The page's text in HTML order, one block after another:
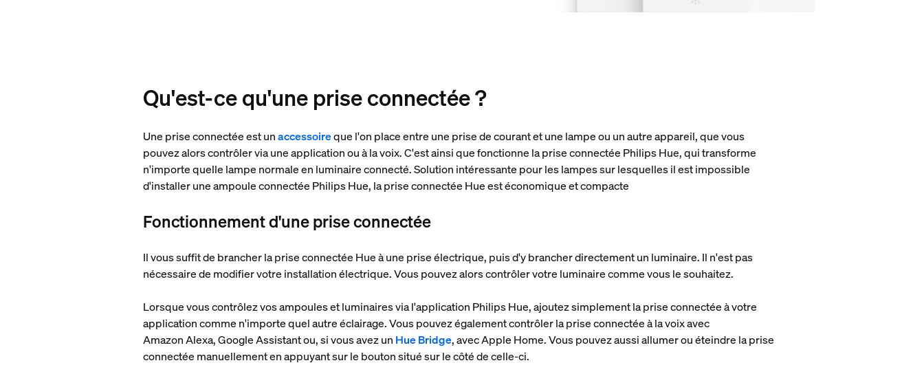
Qu'est-ce qu'une prise connectée ?
Une prise connectée est unaccessoireque l'on place entre une prise de courant et une lampe ou un autre appareil, que vous
pouvez alors contrôler via une application ou à la voix. C'est ainsi que fonctionne la prise connectée Philips Hue, qui transforme
n'importe quelle lampe normale en luminaire connecté. Solution intéressante pour les lampes sur lesquelles il est impossible
d'installer une ampoule connectée Philips Hue, la prise connectée Hue est économique et compacte
Fonctionnement d'une prise connectée
Il vous suffit de brancher la prise connectée Hue à une prise électrique, puis d'y brancher directement un luminaire. Il n'est pas
nécessaire de modifier votre installation électrique. Vous pouvez alors contrôler votre luminaire comme vous le souhaitez.
Lorsque vous contrôlez vos ampoules et luminaires via l'application Philips Hue, ajoutez simplement la prise connectée à votre
application comme n'importe quel autre éclairage. Vous pouvez également contrôler la prise connectée à la voix avec
Amazon Alexa, Google Assistant ou, si vous avez un Hue Bridge, avec Apple Home. Vous pouvez aussi allumer ou éteindre la prise
connectée manuellement en appuyant sur le bouton situé sur le côté de celle-ci.